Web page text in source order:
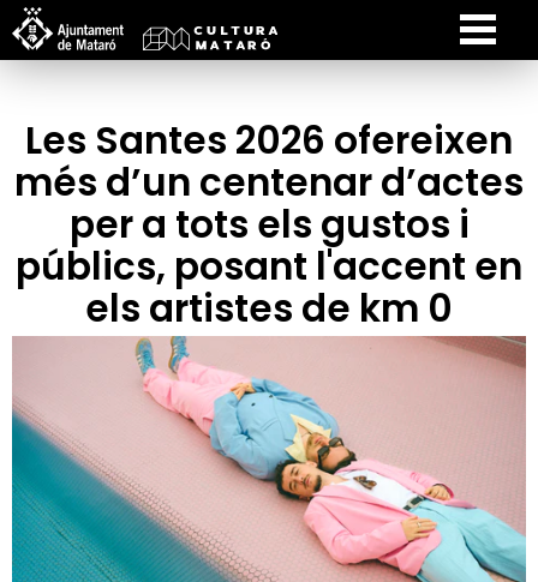
Les Santes 2026 ofereixen
més d’un centenar d’actes
per a tots els gustos i
públics, posant l'accent en
els artistes de km 0